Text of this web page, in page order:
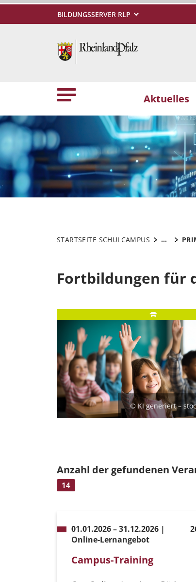
BILDUNGSSERVER RLP
Aktuelles
STARTSEITE SCHULCAMPUS ...
Fortbildungen für
© KI generiert –
Anzahl der gefundenen
14
01.01.2026 – 31.12.2026 |
Online-Lernangebot
Campus-Training